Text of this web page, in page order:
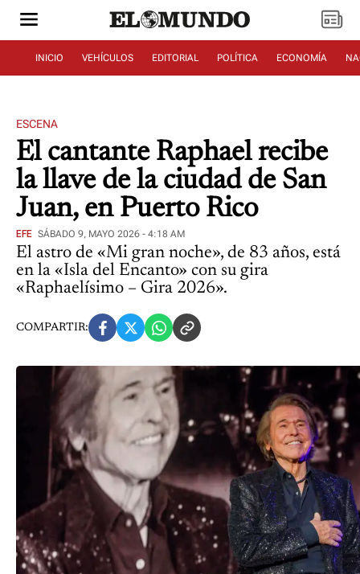
INICIO VEHÍCULOS EDITORIAL POLÍTICA ECONOMÍA
ESCENA
El cantante Raphael recibe
la llave de la ciudad de San
Juan, en Puerto Rico
EFE SÁBADO 9, MAYO 2026 - 4:18 AM
El astro de «Mi gran noche», de 83 años, está
en la «Isla del Encanto» con su gira
«Raphaelísimo – Gira 2026».
COMPARTIR: